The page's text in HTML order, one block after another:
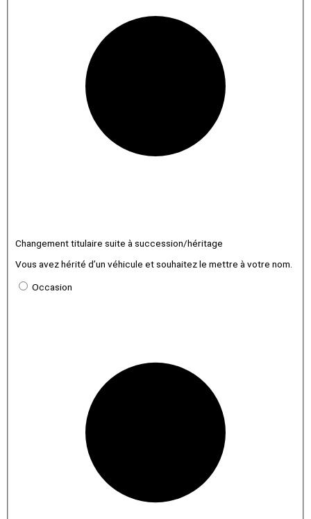
Changement titulaire suite à succession/héritage
Vous avez hérité d’un véhicule et souhaitez le mettre à votre nom.
Occasion